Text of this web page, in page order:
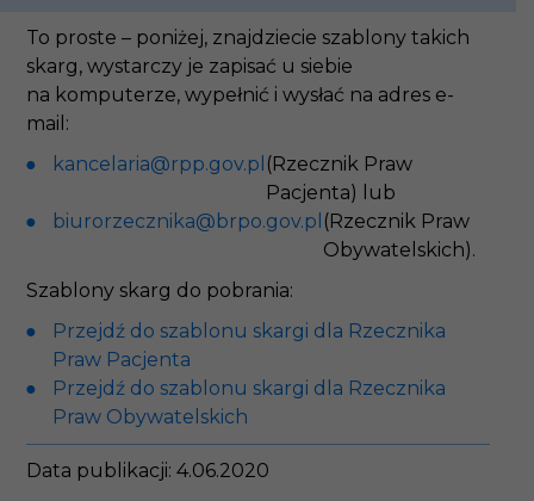
skarg, wystarczy je zapisać u siebie
na komputerze, wypełnić i wysłać na adres e-mail:
kancelaria@rpp.gov.pl
biurorzecznika@brpo.gov.pl(Rzecznik Praw
Obywatelskich).
Przejdź do szablonu skargi dla Rzecznika Praw
Przejdź do szablonu skargi dla Rzecznika Praw
Obywatelskich
Data publikacji: 4.06.2020